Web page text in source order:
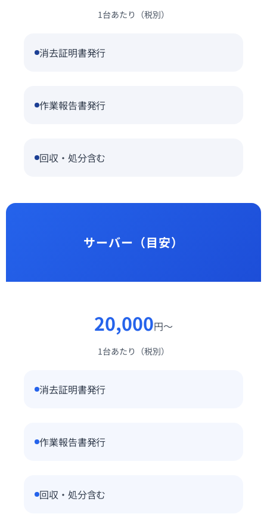
1台あたり（税別）
消去証明書発行
作業報告書発行
回収・処分含む
サーバー（目安）
20,000円〜
1台あたり（税別）
消去証明書発行
作業報告書発行
回収・処分含む